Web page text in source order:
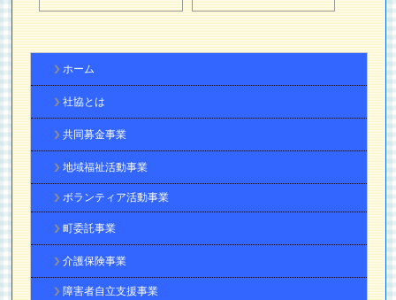
ホーム
社協とは
共同募金事業
地域福祉活動事業
ボランティア活動事業
町委託事業
介護保険事業
障害者自立支援事業